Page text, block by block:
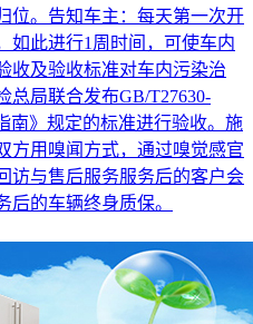
位。告知车主：每天第一次开
如此进行1周时间，可使车内
收及验收标准对车内污染治
总局联合发布GB/T27630-
南》规定的标准进行验收。施
方用嗅闻方式，通过嗅觉感官
访与售后服务服务后的客户会
的车辆终身质保。